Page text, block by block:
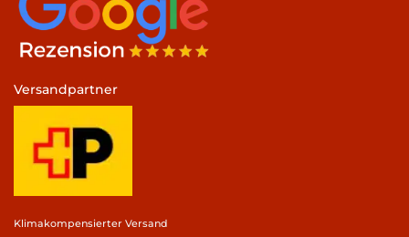
Versandpartner
Klimakompensierter Versand